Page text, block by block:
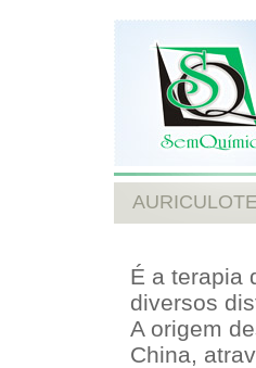
É a terapia
diversos
A origem
China,